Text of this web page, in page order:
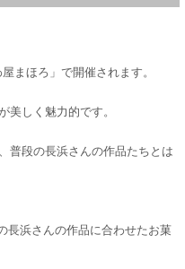
まほろ」で開催されます。
美しく魅力的です。
普段の長浜さんの作品たちとは
長浜さんの作品に合わせたお菓